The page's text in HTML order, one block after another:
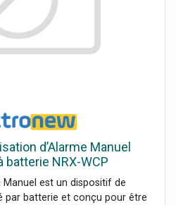
Type: DI-Box, Bande
Impédance d'entrée: 50 k,
600. XLR50 k. jack, Rapport
fonc.: 0-40 °C, Dimensions:
755 g, Entrées: 2 x jack 6.35
0.755 kg
d’Alarme Manuel
batterie NRX-WCP
est un dispositif de
par batterie et conçu pour être